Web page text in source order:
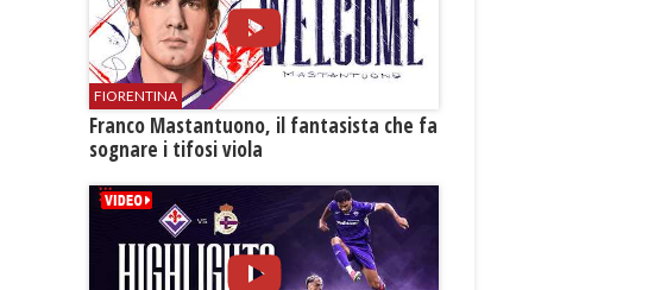
FIORENTINA
Franco Mastantuono, il fantasista che fa
sognare i tifosi viola